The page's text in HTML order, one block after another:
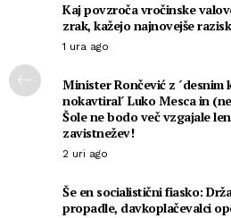
Kaj povzroča vročinske
zrak, kažejo najnovejše
1 ura ago
Minister Rončević z ´desnim
nokavtiral´ Luko Mesca in
Šole ne bodo več vzgajale
zavistnežev!
2 uri ago
Še en socialistični fiasko:
propadle, davkoplačevalci